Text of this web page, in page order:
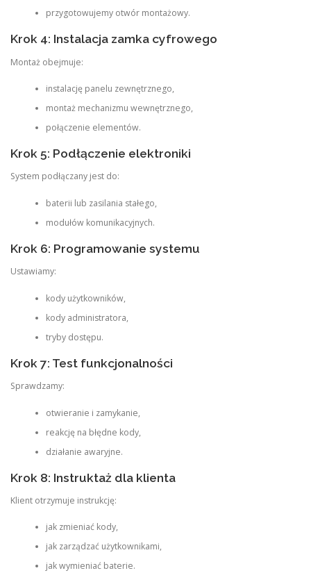
przygotowujemy otwór montażowy.
Krok 4: Instalacja zamka cyfrowego
Montaż obejmuje:
instalację panelu zewnętrznego,
montaż mechanizmu wewnętrznego,
połączenie elementów.
Krok 5: Podłączenie elektroniki
System podłączany jest do:
baterii lub zasilania stałego,
modułów komunikacyjnych.
Krok 6: Programowanie systemu
Ustawiamy:
kody użytkowników,
kody administratora,
tryby dostępu.
Krok 7: Test funkcjonalności
Sprawdzamy:
otwieranie i zamykanie,
reakcję na błędne kody,
działanie awaryjne.
Krok 8: Instruktaż dla klienta
Klient otrzymuje instrukcję:
jak zmieniać kody,
jak zarządzać użytkownikami,
jak wymieniać baterie.